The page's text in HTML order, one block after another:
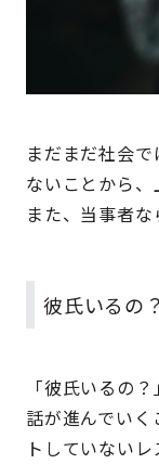
まだまだ社会
ないことから、
また、当事者な
彼氏いるの
「彼氏いるの
話が進んでい
トしていない